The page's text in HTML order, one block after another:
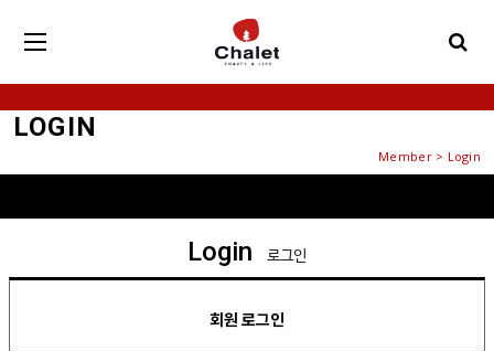
LOGIN
Member > Login
Login 로그인
회원 로그인